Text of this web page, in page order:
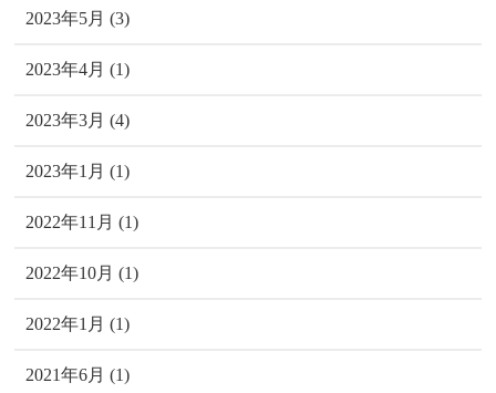
2023年5月 (3)
2023年4月 (1)
2023年3月 (4)
2023年1月 (1)
2022年11月 (1)
2022年10月 (1)
2022年1月 (1)
2021年6月 (1)